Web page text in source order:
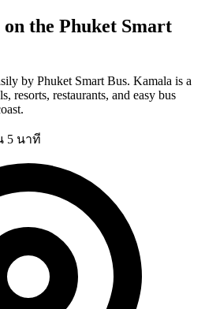
the Phuket Smart
by Phuket Smart Bus. Kamala is a
resorts, restaurants, and easy bus
5 นาที